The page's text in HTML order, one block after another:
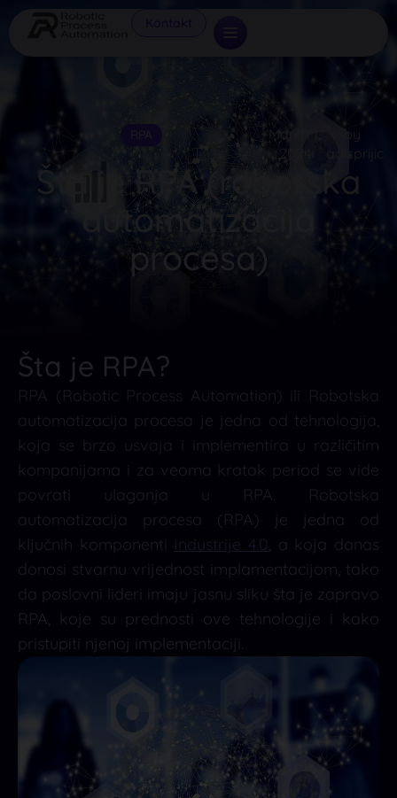
March 1,
2024
by
adisprijic
Šta je RPA (robotska
automatizacija
procesa)
Šta je RPA?
RPA (Robotic Process Automation) ili Robotska
automatizacija procesa je jedna od tehnologija,
koja se brzo usvaja i implementira u različitim
kompanijama i za veoma kratak period se vide
povrati ulaganja u RPA. Robotska
automatizacija procesa (RPA) je jedna od
ključnih komponenti Industrije 4.0, a koja danas
donosi stvarnu vrijednost implamentacijom, tako
da poslovni lideri imaju jasnu sliku šta je zapravo
RPA, koje su prednosti ove tehnologije i kako
pristupiti njenoj implementaciji.